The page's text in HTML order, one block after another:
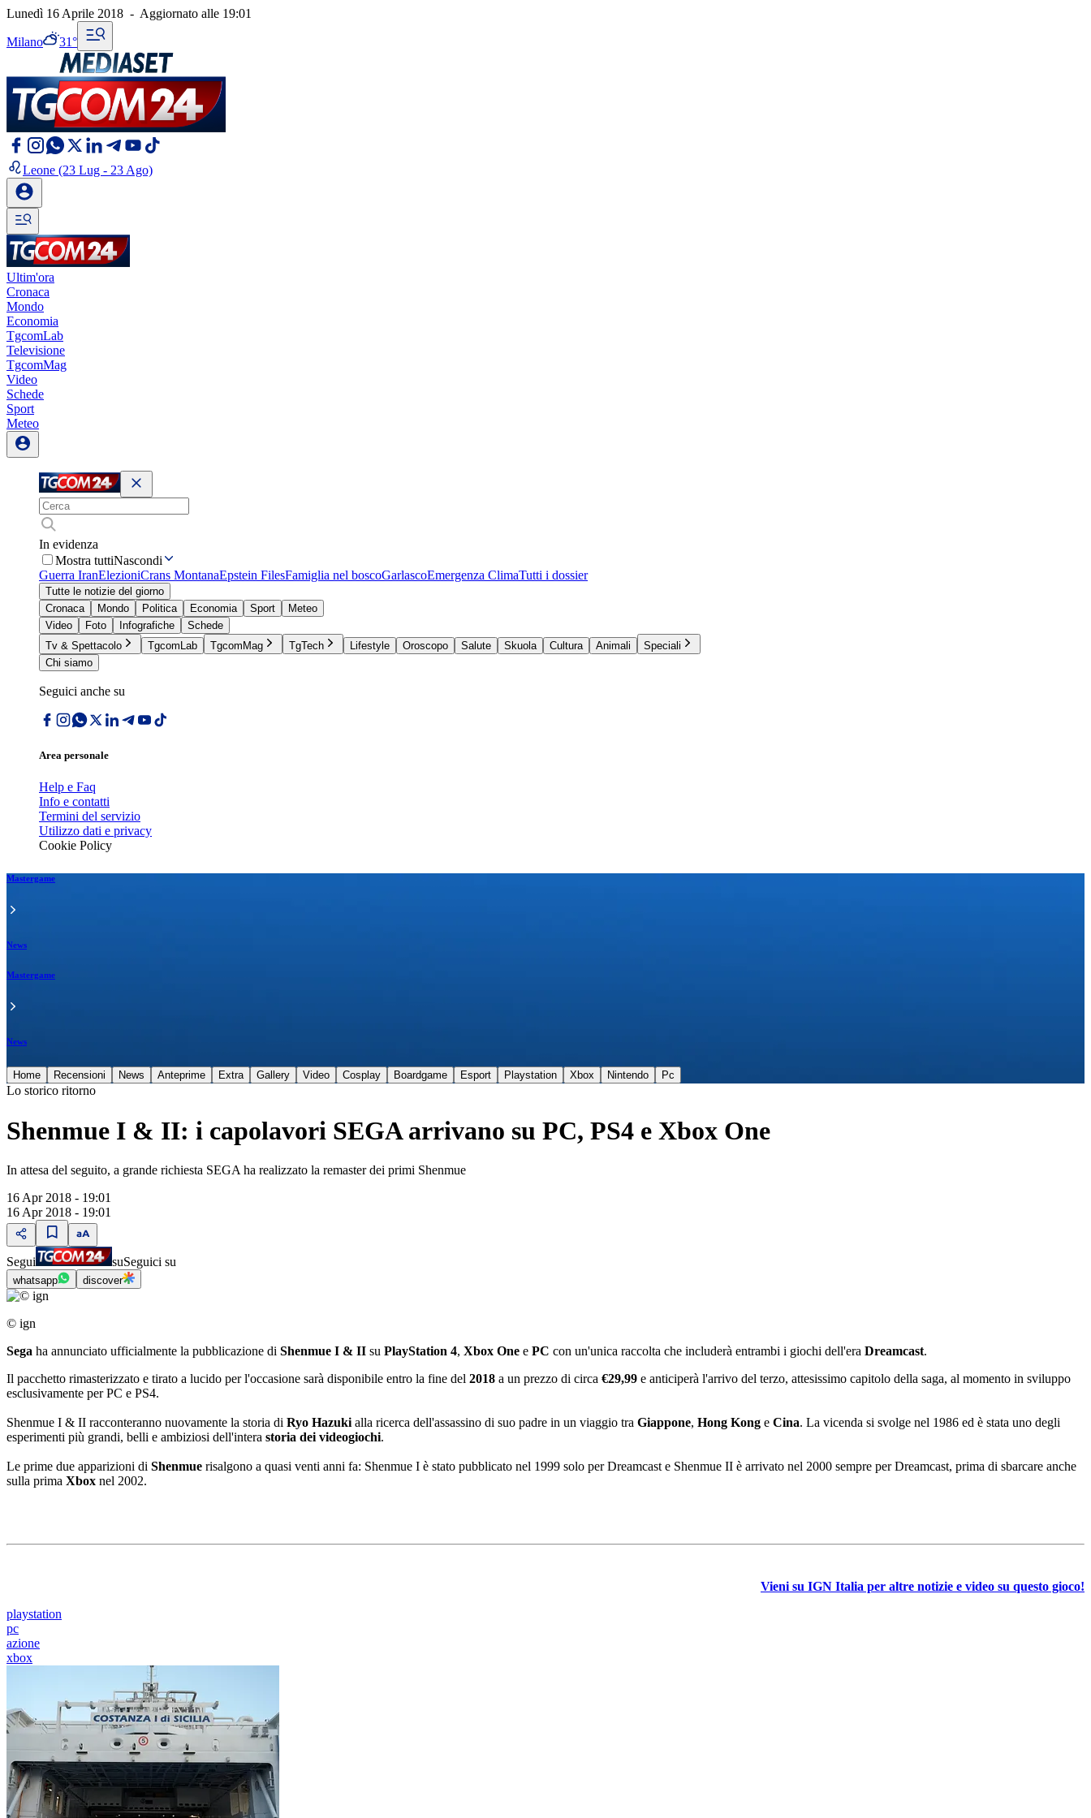
Lunedì 16 Aprile 2018 - Aggiornato alle 19:01
Milano 31°
Leone (23 Lug - 23 Ago)
Ultim'ora
Cronaca
Mondo
Economia
TgcomLab
Televisione
TgcomMag
Video
Schede
Sport
Meteo
In evidenza
Mostra tuttiNascondi
Guerra IranElezioniCrans MontanaEpstein FilesFamiglia nel boscoGarlascoEmergenza ClimaTutti i dossier
Tutte le notizie del giorno
Cronaca
Mondo Politica Economia Sport
Meteo
Video
Foto Infografiche
Schede
Tv & Spettacolo
TgcomLab TgcomMag TgTech Lifestyle Oroscopo Salute Skuola Cultura Animali
Speciali
Chi siamo
Seguici anche su
Area personale
Help e Faq
Info e contatti
Termini del servizio
Utilizzo dati e privacy
Cookie Policy
Mastergame
News
Mastergame
News
Home Recensioni News Anteprime Extra Gallery Video Cosplay Boardgame Esport Playstation Xbox Nintendo Pc
Lo storico ritorno
Shenmue I & II: i capolavori SEGA arrivano su PC, PS4 e Xbox One
In attesa del seguito, a grande richiesta SEGA ha realizzato la remaster dei primi Shenmue
16 Apr 2018 - 19:01
16 Apr 2018 - 19:01
Segui suSeguici su
whatsapp discover
© ign
Sega ha annunciato ufficialmente la pubblicazione di Shenmue I & II su PlayStation 4, Xbox One e PC con un'unica raccolta che includerà entrambi i giochi dell'era Dreamcast.
Il pacchetto rimasterizzato e tirato a lucido per l'occasione sarà disponibile entro la fine del 2018 a un prezzo di circa €29,99 e anticiperà l'arrivo del terzo, attesissimo capitolo della saga, al momento in sviluppo
esclusivamente per PC e PS4.
Shenmue I & II racconteranno nuovamente la storia di Ryo Hazuki alla ricerca dell'assassino di suo padre in un viaggio tra Giappone, Hong Kong e Cina. La vicenda si svolge nel 1986 ed è stata uno degli
esperimenti più grandi, belli e ambiziosi dell'intera storia dei videogiochi.
Le prime due apparizioni di Shenmue risalgono a quasi venti anni fa: Shenmue I è stato pubblicato nel 1999 solo per Dreamcast e Shenmue II è arrivato nel 2000 sempre per Dreamcast, prima di sbarcare anche
sulla prima Xbox nel 2002.
Vieni su IGN Italia per altre notizie e video su questo gioco!
playstation
pc
azione
xbox